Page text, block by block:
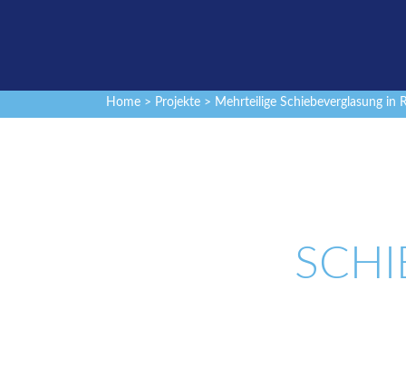
Home > Projekte > Mehrteilige Schiebeverglasung in